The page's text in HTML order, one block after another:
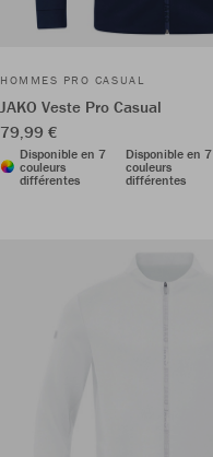
HOMMES PRO CASUAL
JAKO Veste Pro Casual
79,99 €
Disponible en 7
couleurs
différentes
Disponible en 7
couleurs
différentes